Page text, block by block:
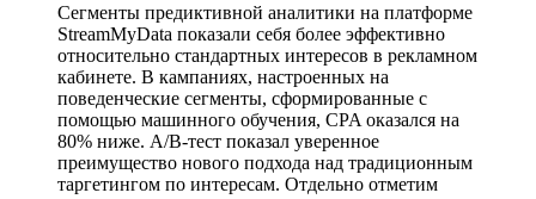
Сегменты предиктивной аналитики на платформе
StreamMyData показали себя более эффективно
относительно стандартных интересов в рекламном
кабинете. В кампаниях, настроенных на
поведенческие сегменты, сформированные с
помощью машинного обучения, CPA оказался на
80% ниже. A/B‑тест показал уверенное
преимущество нового подхода над традиционным
таргетингом по интересам. Отдельно отметим